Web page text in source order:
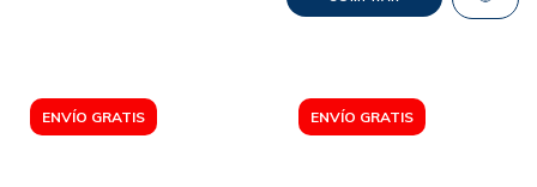
ENVÍO GRATIS ENVÍO GRATIS